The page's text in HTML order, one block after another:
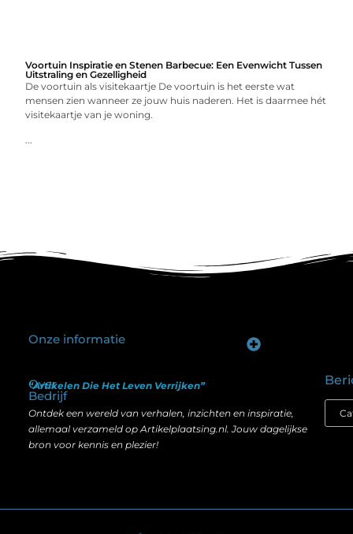
Voortuin Inspiratie en Stenen Barbecue: Een Evenwicht Tussen
Uitstraling en Gezelligheid
De voortuin als visitekaartje De voortuin is het eerste wat
mensen zien wanneer ze jouw huis naderen. Het is daarmee hét
visitekaartje van je woning.
...
Over
Bedrijf
“Artikelen Die Het Leven Verrijken”
Ontdek een wereld van verhalen, inzichten en inspiratie,
allemaal verzameld op Artikelplaatsing.nl. Jouw dagelijkse
bron voor kennis en plezier!
Onze informatie